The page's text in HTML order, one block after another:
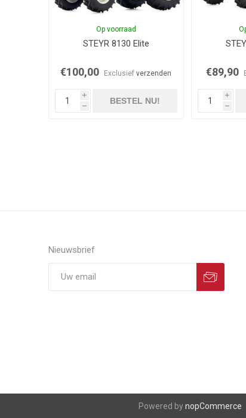
Op voorraad
STEYR 8130 Elite
€100,00 Exclusiefverzenden
i
h
BESTEL NU!
€89,90
i
h
Nieuwsbrief
Powered bynopCommerce